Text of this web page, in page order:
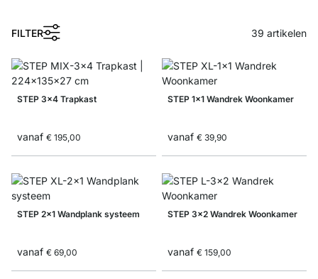
FILTER 39 artikelen
STEP 3x4 Trapkast
vanaf € 195,00
STEP 1x1 Wandrek Woonkamer
vanaf € 39,90
STEP 2x1 Wandplank systeem
vanaf € 69,00
STEP 3x2 Wandrek Woonkamer
vanaf € 159,00